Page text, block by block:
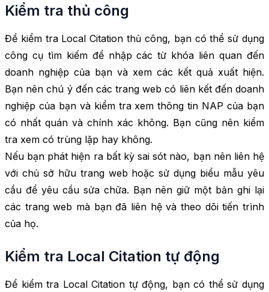
Kiểm tra thủ công
Để kiểm tra Local Citation thủ công, bạn có thể sử dụng
công cụ tìm kiếm để nhập các từ khóa liên quan đến
doanh nghiệp của bạn và xem các kết quả xuất hiện.
Bạn nên chú ý đến các trang web có liên kết đến doanh
nghiệp của bạn và kiểm tra xem thông tin NAP của bạn
có nhất quán và chính xác không. Bạn cũng nên kiểm
tra xem có trùng lặp hay không.
Nếu bạn phát hiện ra bất kỳ sai sót nào, bạn nên liên hệ
với chủ sở hữu trang web hoặc sử dụng biểu mẫu yêu
cầu để yêu cầu sửa chữa. Bạn nên giữ một bản ghi lại
các trang web mà bạn đã liên hệ và theo dõi tiến trình
của họ.
Kiểm tra Local Citation tự động
Để kiểm tra Local Citation tự động, bạn có thể sử dụng